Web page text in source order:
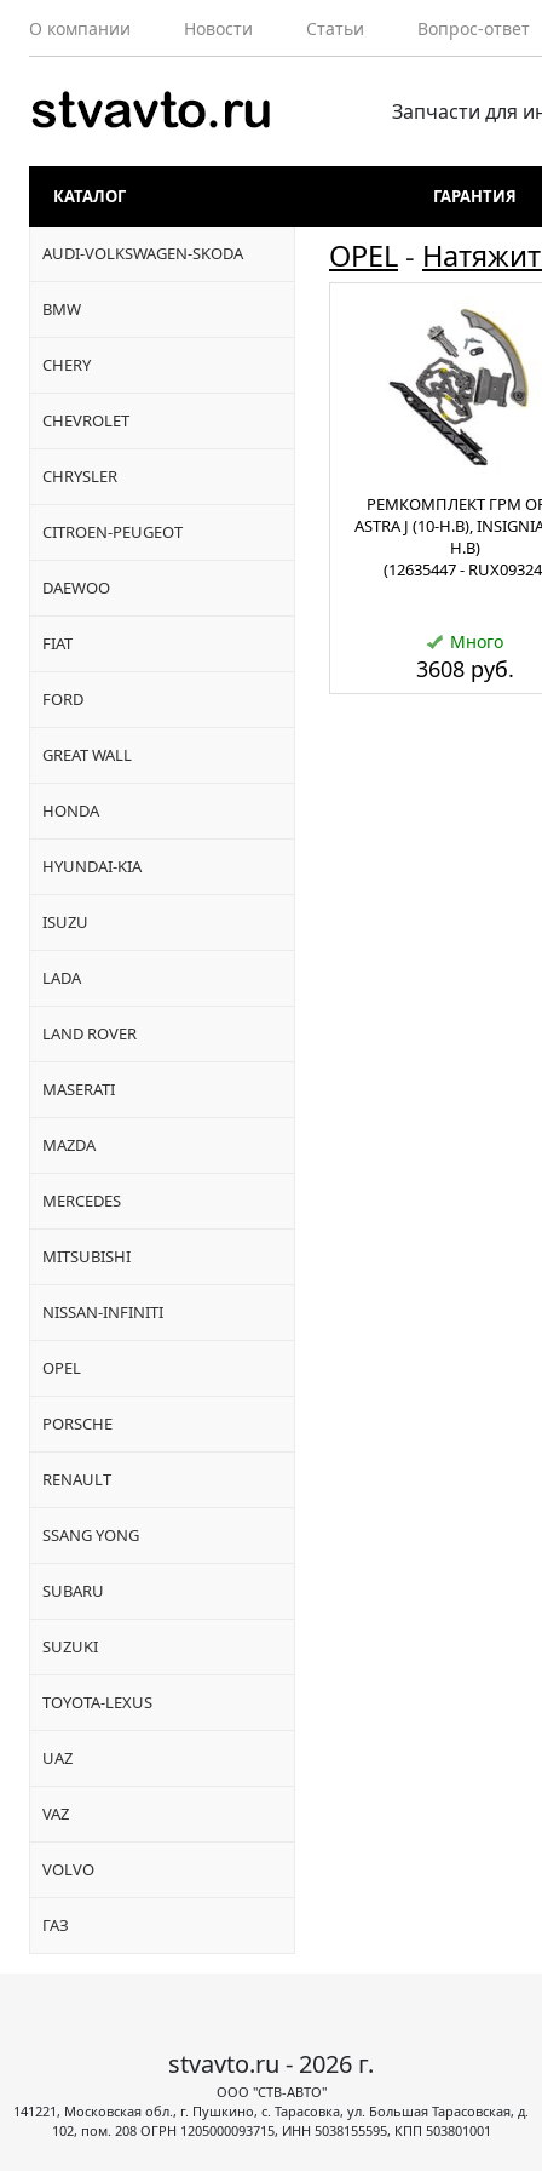
О компании Новости Статьи Вопрос-ответ
Запчасти для
КАТАЛОГ ГАРАНТИЯ
AUDI-VOLKSWAGEN-SKODA
BMW
CHERY
CHEVROLET
CHRYSLER
CITROEN-PEUGEOT
DAEWOO
FIAT
FORD
GREAT WALL
HONDA
HYUNDAI-KIA
ISUZU
LADA
LAND ROVER
MASERATI
MAZDA
MERCEDES
MITSUBISHI
NISSAN-INFINITI
OPEL
PORSCHE
RENAULT
SSANG YONG
SUBARU
SUZUKI
TOYOTA-LEXUS
UAZ
VAZ
VOLVO
ГАЗ
OPEL -
РЕМКОМПЛЕКТ ГРМ
ASTRA J (10-Н.В),
Н.В)
(12635447 -
Много
3608 руб.
stvavto.ru - 2026 г.
ООО "СТВ-АВТО"
141221, Московская обл., г. Пушкино, с. Тарасовка, ул. Большая Тарасовская, д.
102, пом. 208 ОГРН 1205000093715, ИНН 5038155595, КПП 503801001